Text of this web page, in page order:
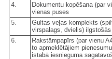
4.
Dokumentu kopēšana (par
vienas puses
5.
Gultas veļas komplekts
virspalags, dvielis)
6.
Rakstāmpapīrs (par vienu
to apmeklētājiem
istabā iesnieguma